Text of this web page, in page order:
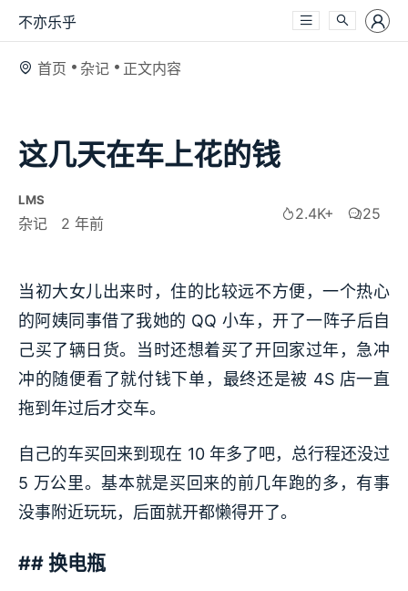
不亦乐乎
首页 杂记 正文内容
这几天在车上花的钱
LMS
杂记 2 年前
2.4K+ 25
当初大女儿出来时，住的比较远不方便，一个热心
的阿姨同事借了我她的 QQ 小车，开了一阵子后自
己买了辆日货。当时还想着买了开回家过年，急冲
冲的随便看了就付钱下单，最终还是被 4S 店一直
拖到年过后才交车。
自己的车买回来到现在 10 年多了吧，总行程还没过
5 万公里。基本就是买回来的前几年跑的多，有事
没事附近玩玩，后面就开都懒得开了。
## 换电瓶